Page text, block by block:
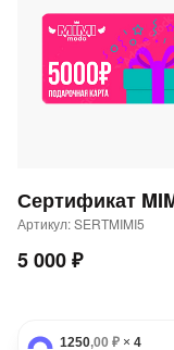
Артикул: SERTMIMI5
5 000 ₽
1250,00 ₽ × 4